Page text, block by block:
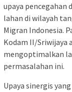
upaya pencegahan
lahan di wilayah
Migran Indonesia.
Kodam II/Sriwijaya
mengoptimalkan
permasalahan ini.
Upaya sinergis